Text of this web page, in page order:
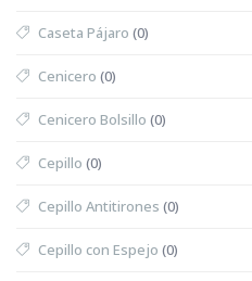
Caseta Pájaro (0)
Cenicero (0)
Cenicero Bolsillo (0)
Cepillo (0)
Cepillo Antitirones (0)
Cepillo con Espejo (0)